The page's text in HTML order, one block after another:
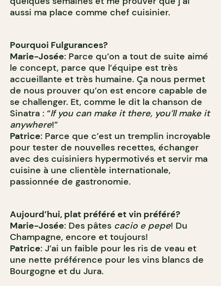
aussi ma place comme chef cuisinier.
Pourquoi Fulgurances?
Marie-Josée: Parce qu’on a tout de suite aimé
le concept, parce que l’équipe est très
accueillante et très humaine. Ça nous permet
de nous prouver qu’on est encore capable de
se challenger. Et, comme le dit la chanson de
Sinatra : “If you can make it there, you’ll make it
anywhere!”
Patrice: Parce que c’est un tremplin incroyable
pour tester de nouvelles recettes, échanger
avec des cuisiniers hypermotivés et servir ma
cuisine à une clientèle internationale,
passionnée de gastronomie.
Aujourd’hui, plat préféré et vin préféré?
Marie-Josée: Des pâtes cacio e pepe! Du
Champagne, encore et toujours!
Patrice: J’ai un faible pour les ris de veau et
une nette préférence pour les vins blancs de
Bourgogne et du Jura.